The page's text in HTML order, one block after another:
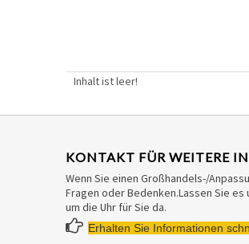
Inhalt ist leer!
KONTAKT FÜR WEITERE
Wenn Sie einen Großhandels-/
Fragen oder Bedenken.Lassen Sie es
um die Uhr für Sie da.
 Erhalten Sie Informationen